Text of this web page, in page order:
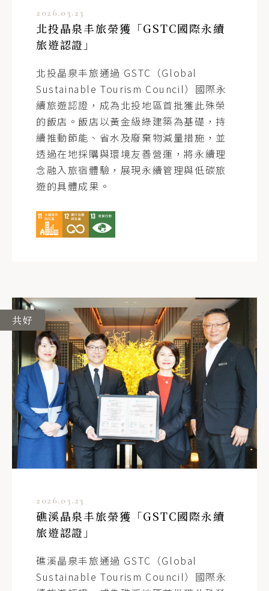
2026.03.23
北投晶泉丰旅榮獲「GSTC國際永續
旅遊認證」
北投晶泉丰旅通過 GSTC（Global
Sustainable Tourism Council）國際永
續旅遊認證，成為北投地區首批獲此殊榮
的飯店。飯店以黃金級綠建築為基礎，持
續推動節能、省水及廢棄物減量措施，並
透過在地採購與環境友善營運，將永續理
念融入旅宿體驗，展現永續管理與低碳旅
遊的具體成果。
共好
2026.03.23
礁溪晶泉丰旅榮獲「GSTC國際永續
旅遊認證」
礁溪晶泉丰旅通過 GSTC（Global
Sustainable Tourism Council）國際永